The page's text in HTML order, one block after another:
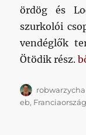
ördög és
szurkolói
vendéglők
Ötödik rész.
Szerző
robwarzycha
eb, Franciaország